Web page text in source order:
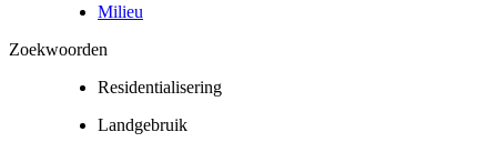
Milieu
Zoekwoorden
Residentialisering
Landgebruik